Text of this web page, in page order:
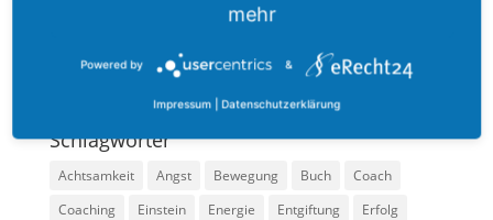
Schlagwörter
Achtsamkeit Angst Bewegung Buch
Coach
Coaching
Einstein Energie Entgiftung
Erfolg
mehr
Powered by &
Impressum Datenschutzerklärung